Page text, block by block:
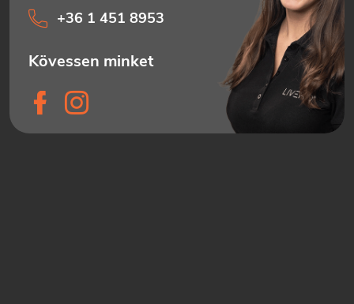
+36 1 451 8953